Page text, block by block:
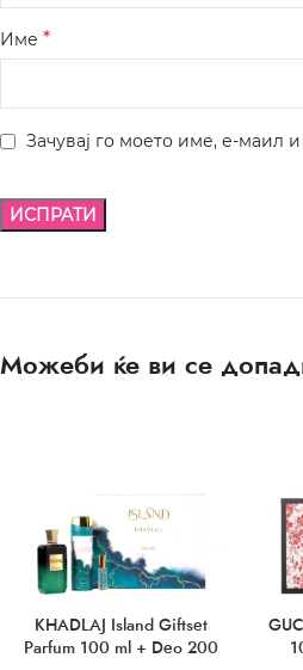
Име *
Зачувај го моето име, е-маил
Можеби ќе ви се
KHADLAJ Island Giftset
Parfum 100 ml + Deo 200